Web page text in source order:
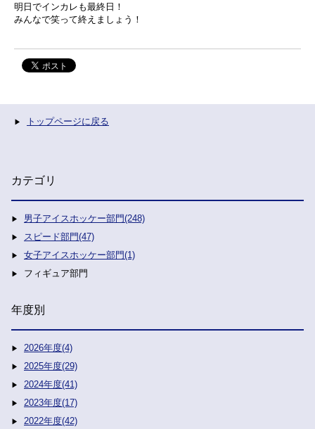
明日でインカレも最終日！
みんなで笑って終えましょう！
トップページに戻る
カテゴリ
男子アイスホッケー部門(248)
スピード部門(47)
女子アイスホッケー部門(1)
フィギュア部門
年度別
2026年度(4)
2025年度(29)
2024年度(41)
2023年度(17)
2022年度(42)